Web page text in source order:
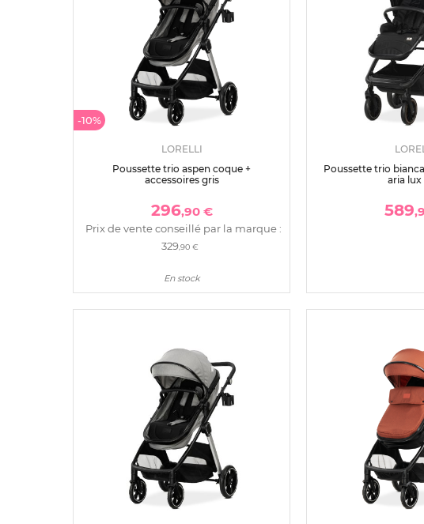
-10%
LORELLI
Poussette trio aspen coque +
accessoires gris
296,90 €
Prix de vente conseillé par la marque :
329,90 €
En stock
Poussette trio
aria lux
589